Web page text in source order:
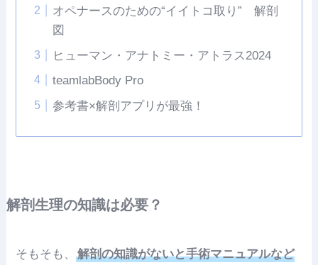
オペナースのための“イイトコ取り” 解剖
図
ヒューマン・アナトミー・アトラス2024
teamlabBody Pro
参考書×解剖アプリが最強！
解剖生理の知識は必要？
そもそも、解剖の知識がないと手術マニュアルなど